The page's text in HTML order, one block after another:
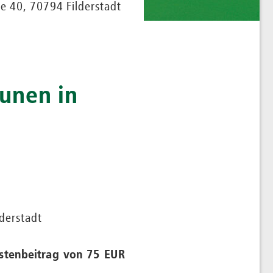
40, 70794 Filderstadt
in
von 75 EUR